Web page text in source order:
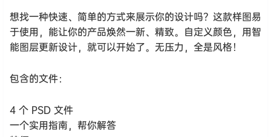
想找一种快速、简单的方式来展示你的设计吗？这款样图易
于使用，能让你的产品焕然一新、精致。自定义颜色，用智
能图层更新设计，就可以开始了。无压力，全是风格！
包含的文件：
4 个 PSD 文件
一个实用指南，帮你解答